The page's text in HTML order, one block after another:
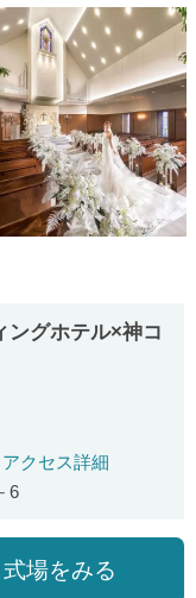
ングホテル×神コ
アクセス詳細
6
式場をみる